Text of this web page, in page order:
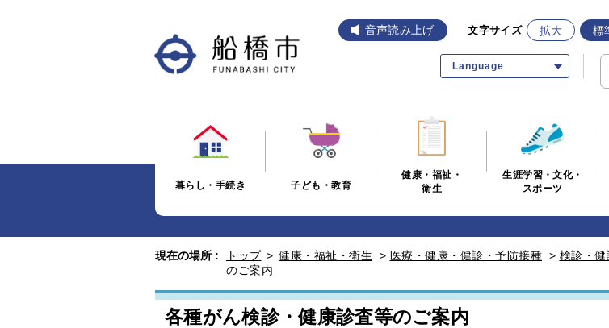
音声読み上げ 文字サイズ 拡大 標
Language
暮らし・手続き 子ども・教育
健康・福祉・
衛生
生涯学習・文化・
スポーツ
現在の場所 : トップ > 健康・福祉・衛生 > 医療・健康・健診・予防接種 > 検診・
のご案内
各種がん検診・健康診査等のご案内